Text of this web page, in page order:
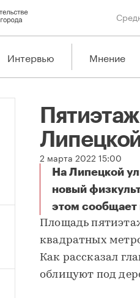
Интервью Мнение
2 марта 2022 15:00
На Липецкой
новый
этом сообщает
Пятиэтажный ФОК
Площадь
квадратных
Как рассказал
облицуют под